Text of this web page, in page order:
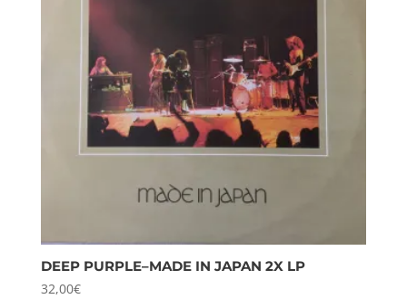
DEEP PURPLE–MADE IN JAPAN 2X LP
32,00€